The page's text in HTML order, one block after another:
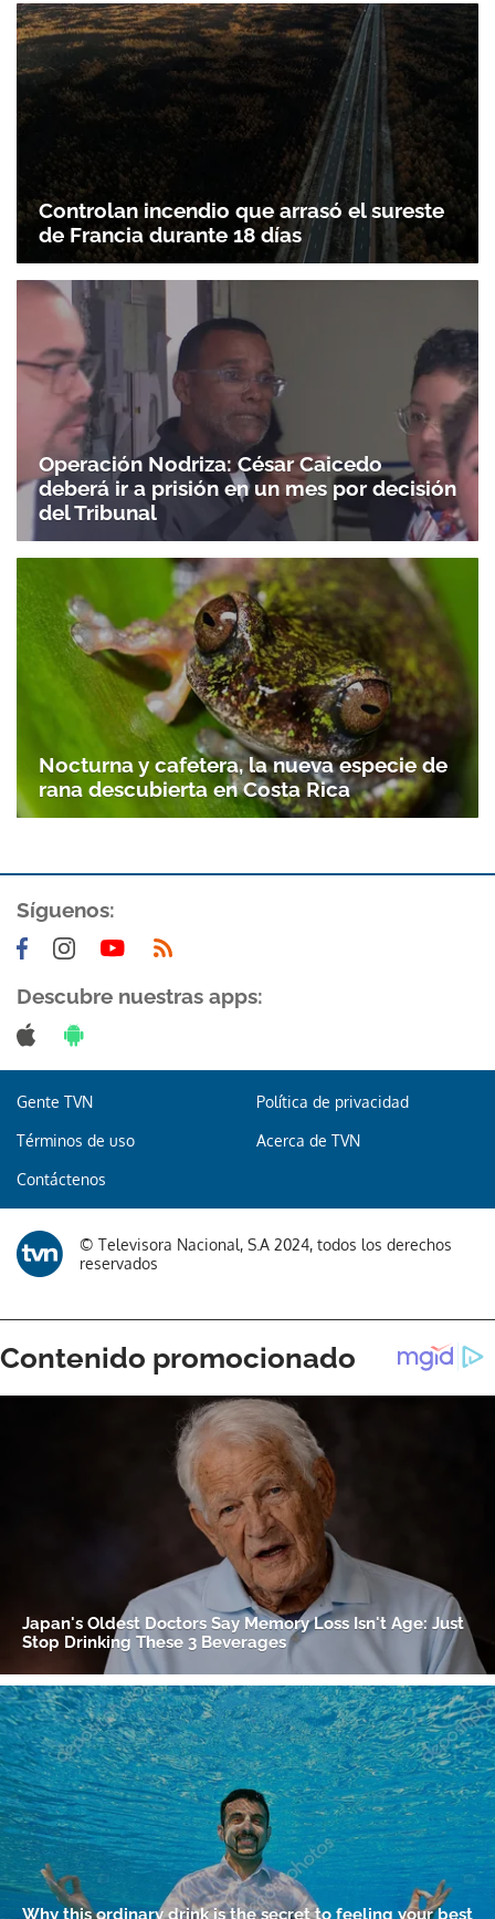
Gracias por suscribirte a nuestro boletín.
ACEPTAR
Controlan incendio que arrasó el sureste
de Francia durante 18 días
Operación Nodriza: César Caicedo
deberá ir a prisión en un mes por decisión
del Tribunal
Nocturna y cafetera, la nueva especie de
rana descubierta en Costa Rica
Síguenos:
Descubre nuestras apps:
Gente TVN Política de privacidad
Términos de uso Acerca de TVN
Contáctenos
© Televisora Nacional, S.A 2024, todos los derechos
reservados